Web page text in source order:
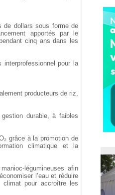
de dollars sous forme de
apportés par le
cinq ans dans les
interprofessionnel pour la
producteurs de riz,
durable, à faibles
grâce à la promotion de
climatique et la
légumineuses afin
l’eau et réduire
climat pour accroître les